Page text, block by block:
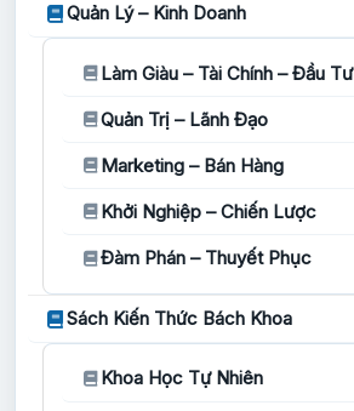
Quản Lý – Kinh Doanh
Làm Giàu – Tài Chính – Đầu Tư
Quản Trị – Lãnh Đạo
Marketing – Bán Hàng
Khởi Nghiệp – Chiến Lược
Đàm Phán – Thuyết Phục
Sách Kiến Thức Bách Khoa
Khoa Học Tự Nhiên